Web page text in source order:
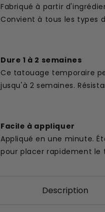
Fabriqué à partir
Convient à tous les types
Dure 1 à 2 semaines
Ce tatouage temporaire
jusqu'à 2 semaines.
Facile à appliquer
Appliqué en une minute.
pour placer rapidement le
Description